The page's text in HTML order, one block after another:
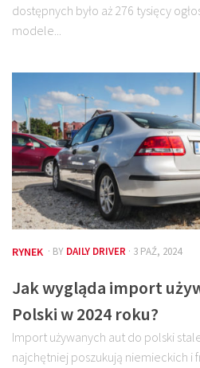
dostępnych było aż 276 tysięcy
modele...
RYNEK · BY DAILY DRIVER · 3 PAŹ, 2024
Jak wygląda import
Polski w 2024 roku?
Import używanych aut do polski
najchętniej poszukują niemieckich i